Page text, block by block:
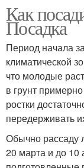
Как
Посадка
Период начала
климатической
что молодые
в грунт
ростки
передерживать
Обычно рассаду
20 марта и до 10